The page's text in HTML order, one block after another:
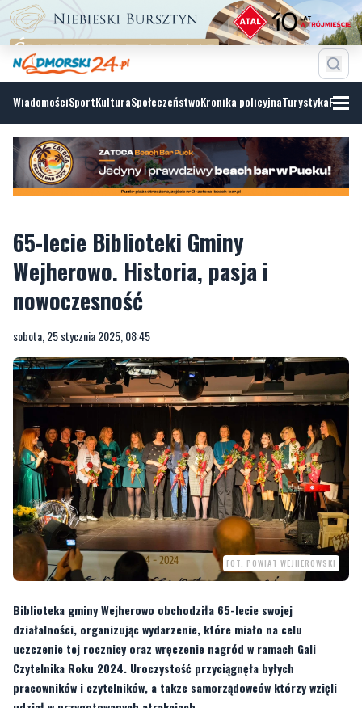
WiadomościSportKulturaSpołeczeństwoKronika policyjnaTurystyka
65-lecie Biblioteki Gminy
Wejherowo. Historia, pasja i
nowoczesność
sobota, 25 stycznia 2025, 08:45
FOT. POWIAT WEJHEROWSKI
Biblioteka gminy Wejherowo obchodziła 65-lecie swojej
działalności, organizując wydarzenie, które miało na celu
uczczenie tej rocznicy oraz wręczenie nagród w ramach Gali
Czytelnika Roku 2024. Uroczystość przyciągnęła byłych
pracowników i czytelników, a takze samorządowców którzy wzięli